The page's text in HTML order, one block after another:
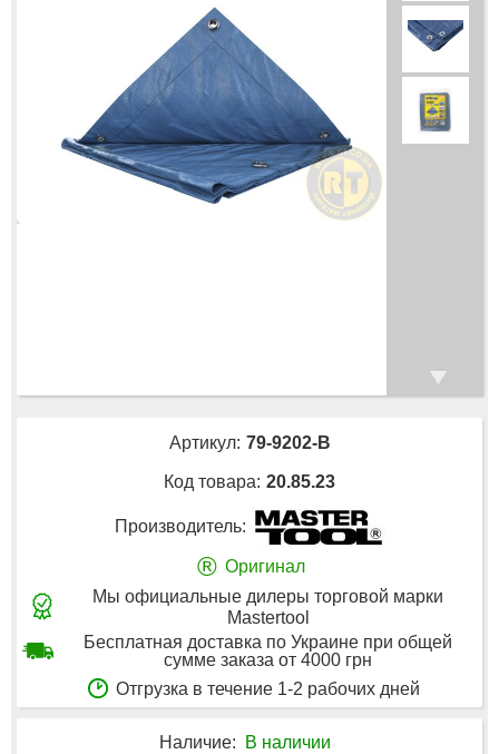
Артикул: 79-9202-В
Код товара: 20.85.23
Производитель:
® Оригинал
Мы официальные дилеры торговой марки
Mastertool
Бесплатная доставка по Украине при общей
сумме заказа от 4000 грн
Отгрузка в течение 1-2 рабочих дней
Наличие: В наличии